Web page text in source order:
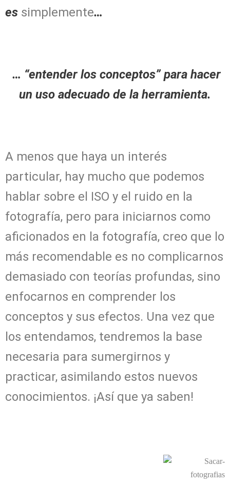
es simplemente…
… “entender los conceptos” para hacer
un uso adecuado de la herramienta.
A menos que haya un interés
particular, hay mucho que podemos
hablar sobre el ISO y el ruido en la
fotografía, pero para iniciarnos como
aficionados en la fotografía, creo que lo
más recomendable es no complicarnos
demasiado con teorías profundas, sino
enfocarnos en comprender los
conceptos y sus efectos. Una vez que
los entendamos, tendremos la base
necesaria para sumergirnos y
practicar, asimilando estos nuevos
conocimientos. ¡Así que ya saben!